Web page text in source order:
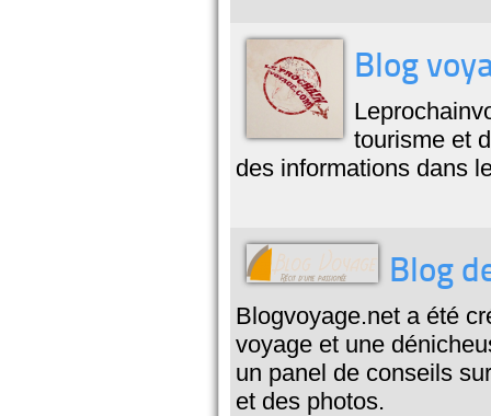
Blog
tourisme et
des informations dans
Blog
Blogvoyage.net a été
voyage et une
un panel de conseils
et des photos.